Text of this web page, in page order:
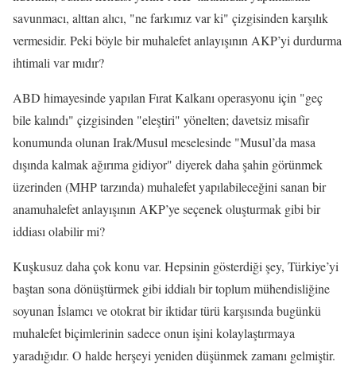
savunmacı, alttan alıcı, "ne farkımız var ki" çizgisinden karşılık
vermesidir. Peki böyle bir muhalefet anlayışının AKP’yi durdurma
ihtimali var mıdır?
ABD himayesinde yapılan Fırat Kalkanı operasyonu için "geç
bile kalındı" çizgisinden "eleştiri" yönelten; davetsiz misafir
konumunda olunan Irak/Musul meselesinde "Musul’da masa
dışında kalmak ağırıma gidiyor" diyerek daha şahin görünmek
üzerinden (MHP tarzında) muhalefet yapılabileceğini sanan bir
anamuhalefet anlayışının AKP’ye seçenek oluşturmak gibi bir
iddiası olabilir mi?
Kuşkusuz daha çok konu var. Hepsinin gösterdiği şey, Türkiye’yi
baştan sona dönüştürmek gibi iddialı bir toplum mühendisliğine
soyunan İslamcı ve otokrat bir iktidar türü karşısında bugünkü
muhalefet biçimlerinin sadece onun işini kolaylaştırmaya
yaradığıdır. O halde herşeyi yeniden düşünmek zamanı gelmiştir.